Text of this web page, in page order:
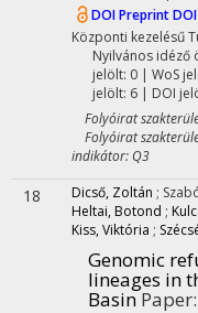
DOIPreprint DOI
Központi kezelésű
Nyilvános idéző
jelölt: 0 | WoS
jelölt: 6 | DOI
Folyóirat
Folyóirat
indikátor: Q3
18 Dicső, Zoltán ;
Heltai, Botond ;
Kiss, Viktória ;
Genomic
lineages in
Basin